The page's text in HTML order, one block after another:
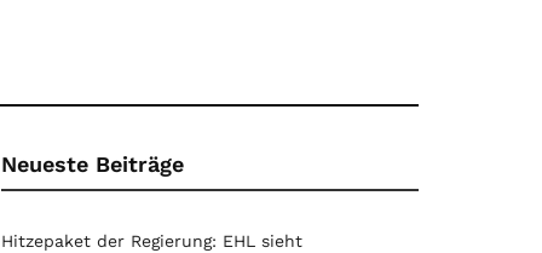
Neueste Beiträge
Hitzepaket der Regierung: EHL sieht